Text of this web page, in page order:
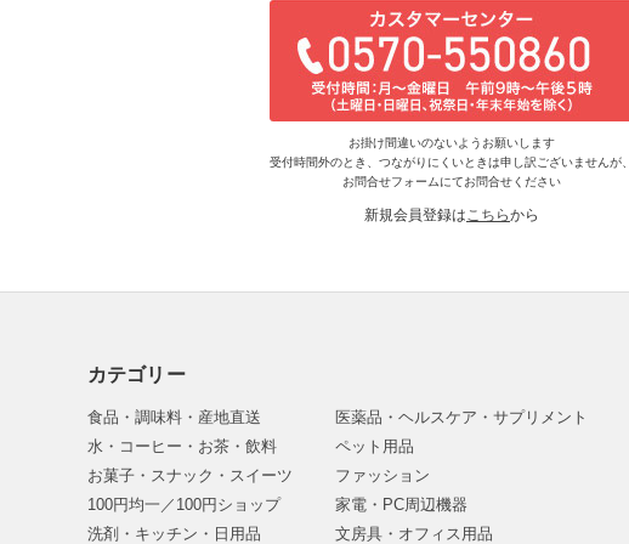
お掛け間違いのないようお願いします
受付時間外のとき、つながりにくいときは申し訳ございませんが、
お問合せフォームにてお問合せください
新規会員登録はこちらから
カテゴリー
食品・調味料・産地直送
水・コーヒー・お茶・飲料
お菓子・スナック・スイーツ
100円均一／100円ショップ
洗剤・キッチン・日用品
医薬品・ヘルスケア・サプリメント
ペット用品
ファッション
家電・PC周辺機器
文房具・オフィス用品